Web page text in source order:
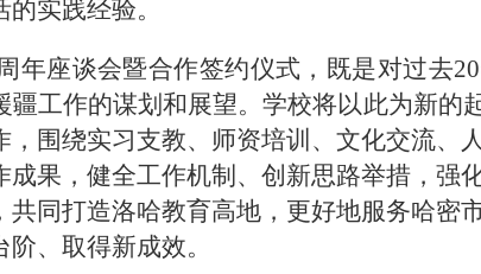
实践经验。
年座谈会暨合作签约仪式，既是对过去
工作的谋划和展望。学校将以此为新的
围绕实习支教、师资培训、文化交流、
果，健全工作机制、创新思路举措，强
同打造洛哈教育高地，更好地服务哈密
、取得新成效。